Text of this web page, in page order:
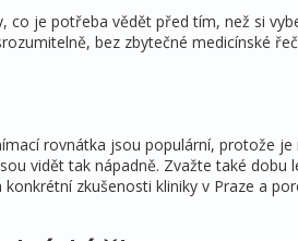
co je potřeba vědět před tím, než si
bez zbytečné medicínské
rovnátka jsou populární, protože
vidět tak nápadně. Zvažte také dobu
zkušenosti kliniky v Praze a